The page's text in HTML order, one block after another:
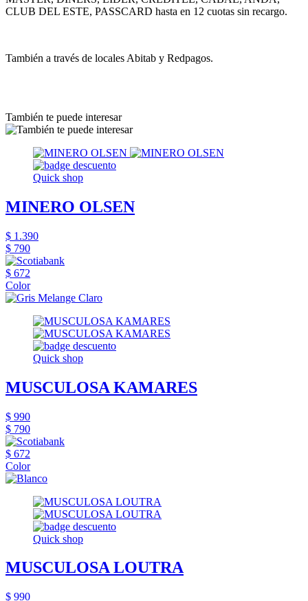
CLUB DEL ESTE, PASSCARD hasta en 12 cuotas sin recargo.
También a través de locales Abitab y Redpagos.
También te puede interesar
Quick shop
MINERO OLSEN
$ 1.390
$ 790
$ 672
Color
Quick shop
MUSCULOSA KAMARES
$ 990
$ 790
$ 672
Color
Quick shop
MUSCULOSA LOUTRA
$ 990